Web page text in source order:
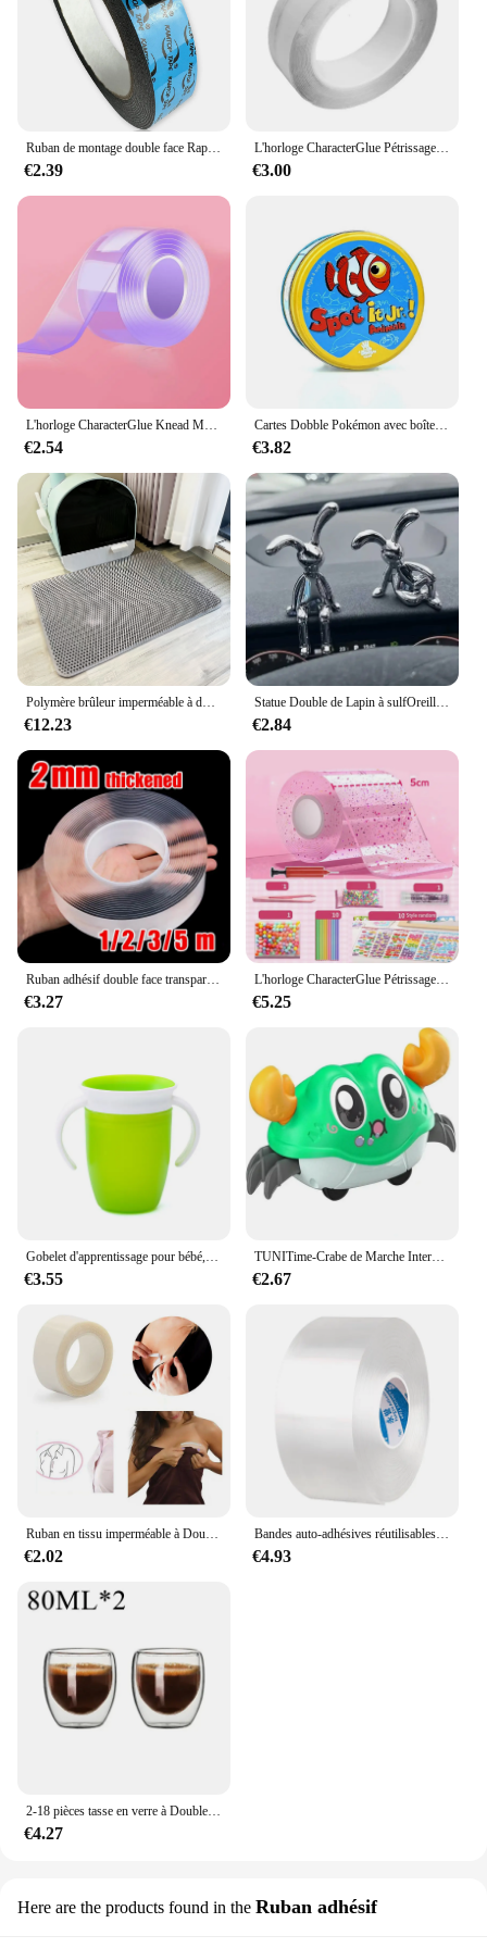
Ruban de montage double face RapDuty, ruban mousse, décoration d'intérieur, décoration de bureau, 1 rouleau
€2.39
L'horloge CharacterGlue Pétrissage Musique Soufflant Bulle Ensemble Complet De CharacterTape Double Face Pâte Soufflant Bulle Décompression Jouets Autocollant
€3.00
L'horloge CharacterGlue Knead Music Double Face Tape, Blow Engines, Full Set of CharacterTape, Bubble Blowing, Decompression Toy Stickers, Gift
€2.54
Cartes Dobble Pokémon avec boîte en métal pour enfants, Pikachu Spot It, jeu de société familial, sports rouges, animaux, vacances, camping, cadeaux
€3.82
Polymère brûleur imperméable à double couche pour litière pour chat, grande taille, toilettes pour animaux de compagnie
€12.23
Statue Double de Lapin à sulfOreilles, Accessoires de Décoration de Dessin Animé, Salon, Chambre à Coucher, Voiture, Bureau, 2 Pièces
€2.84
Ruban adhésif double face transparent épaissi, autocollants muraux étanches, rubans de décoration réutilisables, degré de chaleur, 2mm, 1 m, 2m, 3 m, 5m
€3.27
L'horloge CharacterGlue Pétrissage Musique Soufflant Bulle Ensemble Complet De CharacterTape Double Face Pâte Soufflant Bulle Décompression Jouets Autocollant
€5.25
Gobelet d'apprentissage pour bébé, double poignée, couvercle rabattable, étanche, silicone, nourrissons, bouteille de normalisation de l'eau, Leuven, rotation, 360
€3.55
TUNITime-Crabe de Marche Interactif à Double Force pour Bébé, Jouet Sensoriel pour ApprentiCumbria et Développement de Ramper
€2.67
Ruban en tissu imperméable à Double face pour robe 3-9M, bande de soutien-gorge de poitrine auto-adhésive, ruban de Lingerie transparente et transparente
€2.02
Bandes auto-adhésives réutilisables, bande de caractère double face, étanche, aucune trace, lavable, transparent, viscosité du bain
€4.93
2-18 pièces tasse en verre à Double paroi à haute teneur en Borosilicate résistant à la chaleur thé lait jus café eau tasse Bar verres cadeau ensemble créatif
€4.27
Here are the products found in the Ruban adhésif